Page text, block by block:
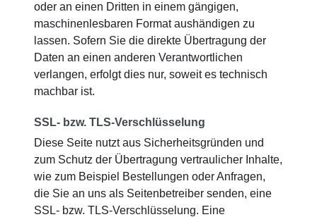
oder an einen Dritten in einem gängigen,
maschinenlesbaren Format aushändigen zu
lassen. Sofern Sie die direkte Übertragung der
Daten an einen anderen Verantwortlichen
verlangen, erfolgt dies nur, soweit es technisch
machbar ist.
SSL- bzw. TLS-Verschlüsselung
Diese Seite nutzt aus Sicherheitsgründen und
zum Schutz der Übertragung vertraulicher Inhalte,
wie zum Beispiel Bestellungen oder Anfragen,
die Sie an uns als Seitenbetreiber senden, eine
SSL- bzw. TLS-Verschlüsselung. Eine